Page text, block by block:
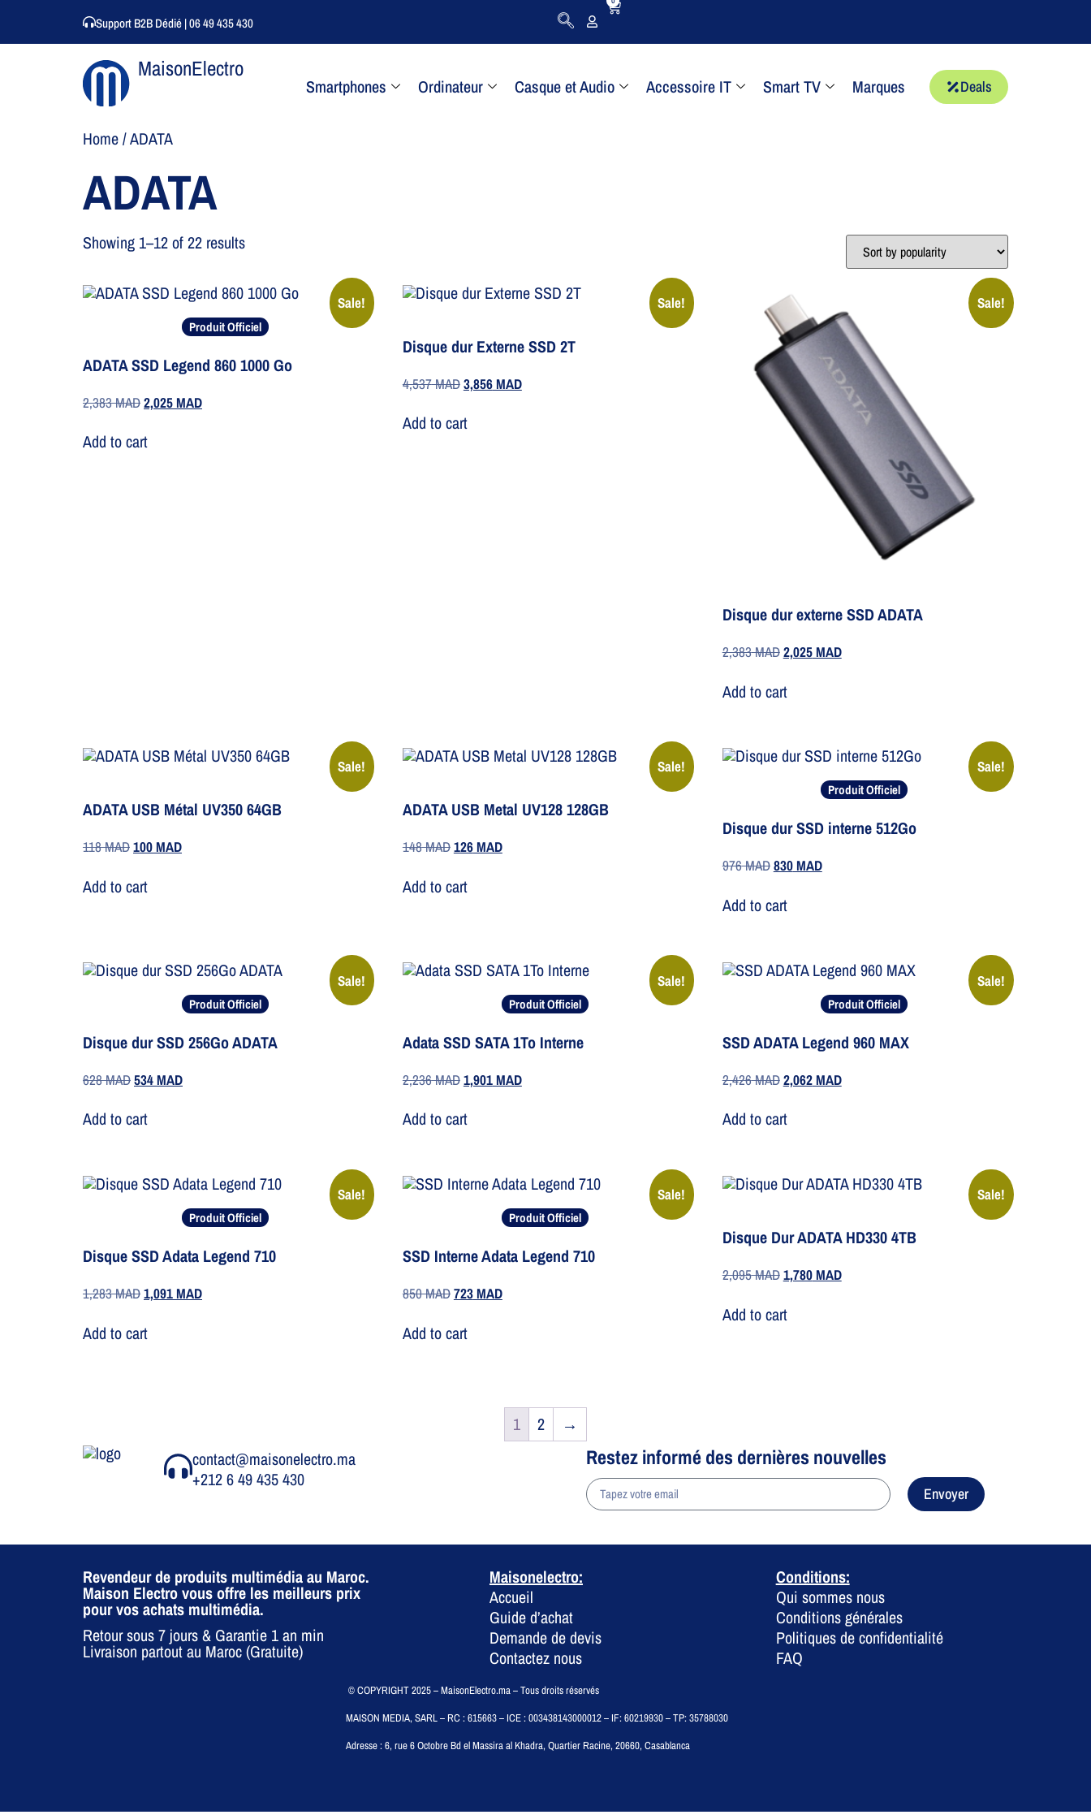
Support B2B Dédié | 06 49 435 430
MaisonElectro
Smartphones Ordinateur Casque et Audio Accessoire IT Smart TV Marques Deals
Home/ ADATA
ADATA
Showing 1–12 of 22 results
Sale!
Produit Officiel
ADATA SSD Legend 860 1000 Go
2,383MAD2,025MAD
Add to cart
Sale!
Disque dur Externe SSD 2T
4,537MAD3,856MAD
Add to cart
Sale!
Disque dur externe SSD ADATA
2,383MAD2,025MAD
Add to cart
Sale!
ADATA USB Métal UV350 64GB
118MAD100MAD
Add to cart
Sale!
ADATA USB Metal UV128 128GB
148MAD126MAD
Add to cart
Sale!
Produit Officiel
Disque dur SSD interne 512Go
976MAD830MAD
Add to cart
Sale!
Produit Officiel
Disque dur SSD 256Go ADATA
628MAD534MAD
Add to cart
Sale!
Produit Officiel
Adata SSD SATA 1To Interne
2,236MAD1,901MAD
Add to cart
Sale!
Produit Officiel
SSD ADATA Legend 960 MAX
2,426MAD2,062MAD
Add to cart
Sale!
Produit Officiel
Disque SSD Adata Legend 710
1,283MAD1,091MAD
Add to cart
Sale!
Produit Officiel
SSD Interne Adata Legend 710
850MAD723MAD
Add to cart
Sale!
Disque Dur ADATA HD330 4TB
2,095MAD1,780MAD
Add to cart
1 2
→
contact@maisonelectro.ma
+212 6 49 435 430
Restez informé des dernières nouvelles
Envoyer
Revendeur de produits multimédia au Maroc.
Maison Electro vous offre les meilleurs prix
pour vos achats multimédia.
Retour sous 7 jours & Garantie 1 an min
Livraison partout au Maroc (Gratuite)
Maisonelectro:
Accueil
Guide d’achat
Demande de devis
Contactez nous
Conditions:
Qui sommes nous
Conditions générales
Politiques de confidentialité
FAQ
© COPYRIGHT 2025 – MaisonElectro.ma – Tous droits réservés
MAISON MEDIA, SARL – RC : 615663 – ICE : 003438143000012 – IF: 60219930 – TP: 35788030
Adresse :6, rue 6 Octobre Bd el Massira al Khadra, Quartier Racine, 20660, Casablanca